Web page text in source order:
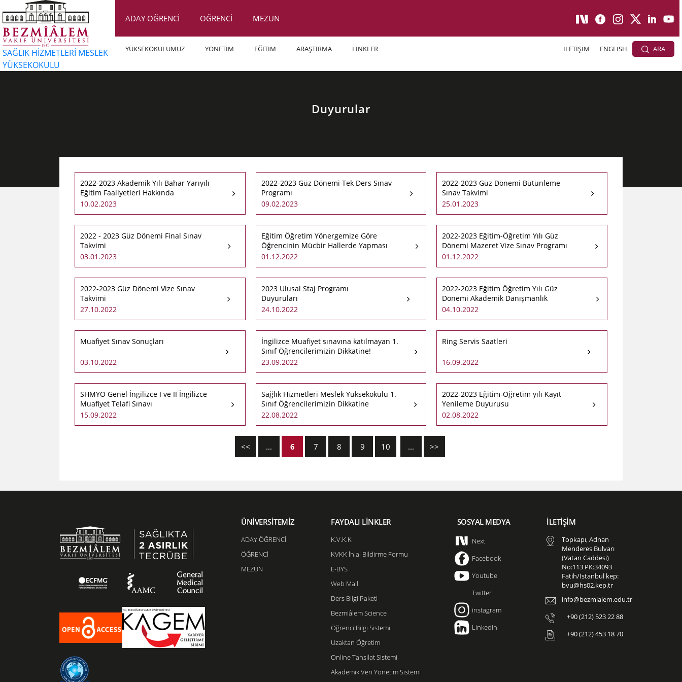
SAĞLIK HİZMETLERİ MESLEK
YÜKSEKOKULU
ADAY ÖĞRENCİ ÖĞRENCİ MEZUN
YÜKSEKOKULUMUZ YÖNETİM EĞİTİM ARAŞTIRMA LİNKLER İLETİŞİM ENGLISH ARA
Duyurular
2022-2023 Akademik Yılı Bahar Yarıyılı
Eğitim Faaliyetleri Hakkında
10.02.2023
2022-2023 Güz Dönemi Tek Ders Sınav
Programı
09.02.2023
2022-2023 Güz Dönemi Bütünleme
Sınav Takvimi
25.01.2023
2022 - 2023 Güz Dönemi Final Sınav
Takvimi
03.01.2023
Eğitim Öğretim Yönergemize Göre
Öğrencinin Mücbir Hallerde Yapması
Gerekenler
01.12.2022
2022-2023 Eğitim-Öğretim Yılı Güz
Dönemi Mazeret Vize Sınav Programı
01.12.2022
2022-2023 Güz Dönemi Vize Sınav
Takvimi
27.10.2022
2023 Ulusal Staj Programı
Duyuruları
24.10.2022
2022-2023 Eğitim Öğretim Yılı Güz
Dönemi Akademik Danışmanlık
Görüşmeleri
04.10.2022
Muafiyet Sınav Sonuçları
03.10.2022
İngilizce Muafiyet sınavına katılmayan 1.
Sınıf Öğrencilerimizin Dikkatine!
23.09.2022
Ring Servis Saatleri
16.09.2022
SHMYO ​Genel İngilizce I ve II İngilizce
Muafiyet Telafi Sınavı​
15.09.2022
Sağlık Hizmetleri Meslek Yüksekokulu 1.
Sınıf Öğrencilerimizin Dikkatine
22.08.2022
2022-2023 Eğitim-Öğretim yılı Kayıt
Yenileme Duyurusu
02.08.2022
<< ... 6 7 8 9 10 ... >>
ÜNİVERSİTEMİZ
ADAY ÖĞRENCİ
ÖĞRENCİ
MEZUN
FAYDALI LİNKLER
K.V.K.K
KVKK İhlal Bildirme Formu
E-BYS
Web Mail
Ders Bilgi Paketi
Bezmiâlem Science
Öğrenci Bilgi Sistemi
Uzaktan Öğretim
Online Tahsilat Sistemi
Akademik Veri Yönetim Sistemi
SOSYAL MEDYA
Next
Facebook
Youtube
Twitter
instagram
Linkedin
İLETİŞİM
Topkapı, Adnan
Menderes Bulvarı
(Vatan Caddesi)
No:113 PK:34093
Fatih/İstanbul kep:
bvu@hs02.kep.tr
info@bezmialem.edu.tr
+90 (212) 523 22 88
+90 (212) 453 18 70